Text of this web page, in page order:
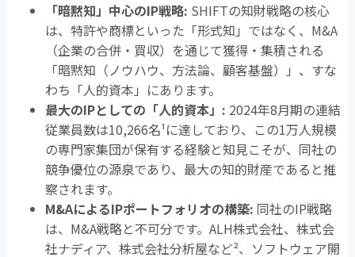
「暗黙知」中心のIP戦略: SHIFTの知財戦略の核心
は、特許や商標といった「形式知」ではなく、 M&A
（企業の合併・買収）を通じて獲得・集積される
「暗黙知（ノウハウ、方法論、顧客基盤）」、すな
わち「人的資本」にあります。
最大のIPとしての「人的資本」 : 2024年8月期の連結
従業員数は10,266名¹に達しており、この1万人規模
の専門家集団が保有する経験と知見こそが、同社の
競争優位の源泉であり、最大の知的財産であると推
察されます。
M&AによるIPポートフォリオの構築: 同社のIP戦略
は、 M&A戦略と不可分です。 ALH株式会社、株式会
社ナディア、株式会社分析屋など²、ソフトウェア開